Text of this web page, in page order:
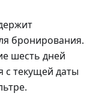
бронирования.
шесть дней
с текущей даты